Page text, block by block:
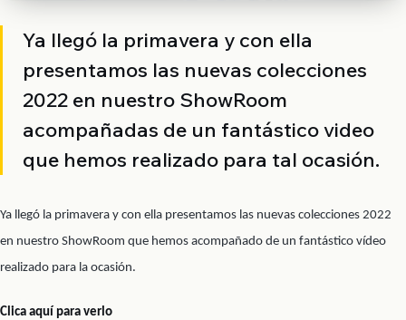
Ya llegó la primavera y con ella
presentamos las nuevas colecciones
2022 en nuestro ShowRoom
acompañadas de un fantástico video
que hemos realizado para tal ocasión.
Ya llegó la primavera y con ella presentamos las nuevas colecciones 2022
en nuestro ShowRoom que hemos acompañado de un fantástico vídeo
realizado para la ocasión.
Clica aquí para verlo